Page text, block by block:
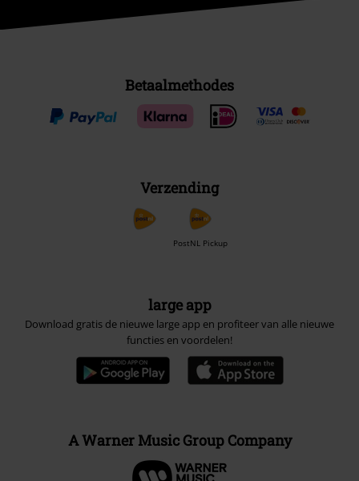
Betaalmethodes
Verzending
PostNL Pickup
large app
Download gratis de nieuwe large app en profiteer van alle nieuwe
functies en voordelen!
A Warner Music Group Company